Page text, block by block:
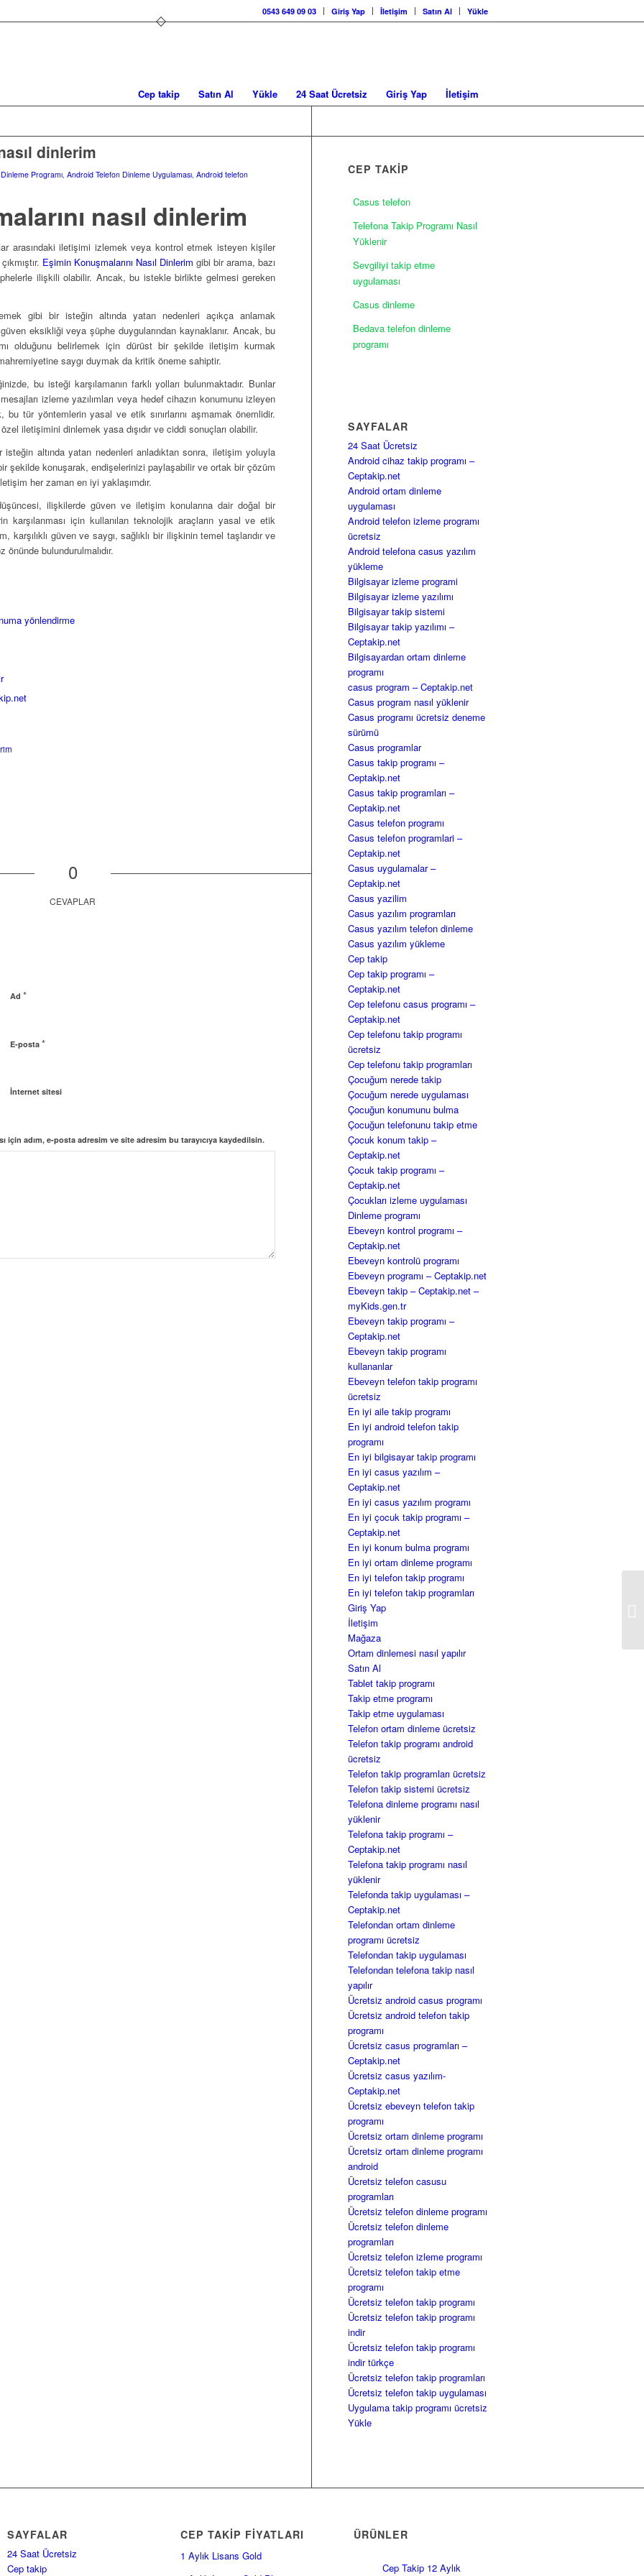
0543 649 09 03 Giriş Yap İletişim Satın Al Yükle
Cep takip Satın Al Yükle 24 Saat Ücretsiz Giriş Yap İletişim
dinlerim
Programı, Android Telefon Dinleme Uygulaması, Android telefon
nasıl dinlerim
arasındaki iletişimi izlemek veya kontrol etmek isteyen kişiler
Eşimin Konuşmalarını Nasıl Dinlerim gibi bir arama, bazı
ilişkili olabilir. Ancak, bu istekle birlikte gelmesi gereken
gibi bir isteğin altında yatan nedenleri açıkça anlamak
eksikliği veya şüphe duygularından kaynaklanır. Ancak, bu
olduğunu belirlemek için dürüst bir şekilde iletişim kurmak
saygı duymak da kritik öneme sahiptir.
bu isteği karşılamanın farklı yolları bulunmaktadır. Bunlar
izleme yazılımları veya hedef cihazın konumunu izleyen
tür yöntemlerin yasal ve etik sınırlarını aşmamak önemlidir.
iletişimini dinlemek yasa dışıdır ve ciddi sonuçları olabilir.
isteğin altında yatan nedenleri anladıktan sonra, iletişim yoluyla
şekilde konuşarak, endişelerinizi paylaşabilir ve ortak bir çözüm
her zaman en iyi yaklaşımdır.
ilişkilerde güven ve iletişim konularına dair doğal bir
karşılanması için kullanılan teknolojik araçların yasal ve etik
karşılıklı güven ve saygı, sağlıklı bir ilişkinin temel taşlarıdır ve
önünde bulundurulmalıdır.
yönlendirme
0
CEVAPLAR
Ad *
E-posta *
İnternet sitesi
için adım, e-posta adresim ve site adresim bu tarayıcıya kaydedilsin.
CEP TAKİP
Casus telefon
Telefona Takip Programı Nasıl
Yüklenir
Sevgiliyi takip etme
uygulaması
Casus dinleme
Bedava telefon dinleme
programı
SAYFALAR
24 Saat Ücretsiz
Android cihaz takip programı –
Ceptakip.net
Android ortam dinleme
uygulaması
Android telefon izleme programı
ücretsiz
Android telefona casus yazılım
yükleme
Bilgisayar izleme programi
Bilgisayar izleme yazılımı
Bilgisayar takip sistemi
Bilgisayar takip yazılımı –
Ceptakip.net
Bilgisayardan ortam dinleme
programı
casus program – Ceptakip.net
Casus program nasıl yüklenir
Casus programı ücretsiz deneme
sürümü
Casus programlar
Casus takip programı –
Ceptakip.net
Casus takip programları –
Ceptakip.net
Casus telefon programı
Casus telefon programlari –
Ceptakip.net
Casus uygulamalar –
Ceptakip.net
Casus yazilim
Casus yazılım programları
Casus yazılım telefon dinleme
Casus yazılım yükleme
Cep takip
Cep takip programı –
Ceptakip.net
Cep telefonu casus programı –
Ceptakip.net
Cep telefonu takip programı
ücretsiz
Cep telefonu takip programları
Çocuğum nerede takip
Çocuğum nerede uygulaması
Çocuğun konumunu bulma
Çocuğun telefonunu takip etme
Çocuk konum takip –
Ceptakip.net
Çocuk takip programı –
Ceptakip.net
Çocukları izleme uygulaması
Dinleme programı
Ebeveyn kontrol programı –
Ceptakip.net
Ebeveyn kontrolü programı
Ebeveyn programı – Ceptakip.net
Ebeveyn takip – Ceptakip.net –
myKids.gen.tr
Ebeveyn takip programı –
Ceptakip.net
Ebeveyn takip programı
kullananlar
Ebeveyn telefon takip programı
ücretsiz
En iyi aile takip programı
En iyi android telefon takip
programı
En iyi bilgisayar takip programı
En iyi casus yazılım –
Ceptakip.net
En iyi casus yazılım programı
En iyi çocuk takip programı –
Ceptakip.net
En iyi konum bulma programı
En iyi ortam dinleme programı
En iyi telefon takip programı
En iyi telefon takip programları
Giriş Yap
İletişim
Mağaza
Ortam dinlemesi nasıl yapılır
Satın Al
Tablet takip programı
Takip etme programı
Takip etme uygulaması
Telefon ortam dinleme ücretsiz
Telefon takip programı android
ücretsiz
Telefon takip programları ücretsiz
Telefon takip sistemi ücretsiz
Telefona dinleme programı nasıl
yüklenir
Telefona takip programı –
Ceptakip.net
Telefona takip programı nasıl
yüklenir
Telefonda takip uygulaması –
Ceptakip.net
Telefondan ortam dinleme
programı ücretsiz
Telefondan takip uygulaması
Telefondan telefona takip nasıl
yapılır
Ücretsiz android casus programı
Ücretsiz android telefon takip
programı
Ücretsiz casus programları –
Ceptakip.net
Ücretsiz casus yazılım-
Ceptakip.net
Ücretsiz ebeveyn telefon takip
programı
Ücretsiz ortam dinleme programı
Ücretsiz ortam dinleme programı
android
Ücretsiz telefon casusu
programları
Ücretsiz telefon dinleme programı
Ücretsiz telefon dinleme
programları
Ücretsiz telefon izleme programı
Ücretsiz telefon takip etme
programı
Ücretsiz telefon takip programı
Ücretsiz telefon takip programı
indir
Ücretsiz telefon takip programı
indir türkçe
Ücretsiz telefon takip programları
Ücretsiz telefon takip uygulaması
Uygulama takip programı ücretsiz
Yükle
SAYFALAR
24 Saat Ücretsiz
Cep takip
CEP TAKİP FİYATLARI
1 Aylık Lisans Gold
ÜRÜNLER
Cep Takip 12 Aylık